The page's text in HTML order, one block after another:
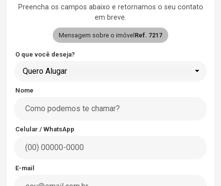
Preencha os campos abaixo e retornamos o seu contato
em breve.
Mensagem sobre o imóvelRef. 7217
O que você deseja?
Quero Alugar
Nome
Celular / WhatsApp
E-mail